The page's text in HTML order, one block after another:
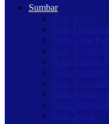
Sumbar
Kab. Agam
Kab.
Kab. Lima
Kab. Padang
Kota Padang
Kab. Pasaman
Kab. Pasaman
Kab. Pesisir
Kab. Sijunjung
Kab. Solok